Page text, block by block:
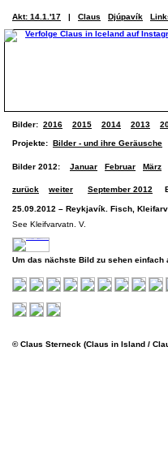
Akt: 14.1.'17 | Claus Djúpavík
Bilder: 2016 2015 2014 2013
Projekte: Bilder - und ihre Geräusche
Bilder 2012: Januar Februar März
zurück weiter September 2012
25.09.2012 – Reykjavík. Fisch,
See Kleifvarvatn. V.
Um das nächste Bild zu sehen
© Claus Sterneck (Claus in Island /